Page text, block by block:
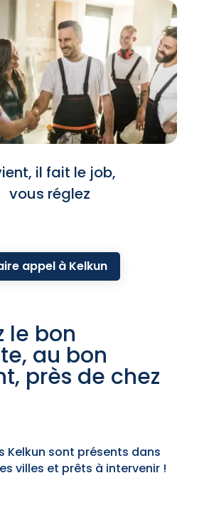
il fait le job,
vous réglez
appel à Kelkun
le bon
au bon
près de chez
Kelkun sont présents dans
villes et prêts à intervenir !